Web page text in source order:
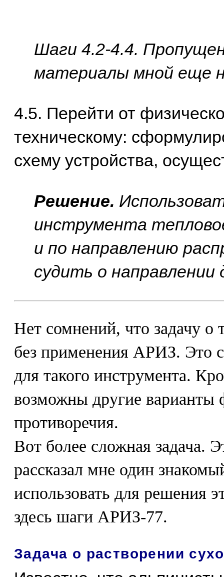
Шаги 4.2-4.4.
материалы мной еще
4.5. Перейти от
техническому:
схему устройства,
Решение.
инструмента
и по направлению
судить о направлении
Нет сомнений, что задачу о
без применения АРИЗ. Это
для такого инструмента.
возможны другие варианты
противоречия.
Вот более сложная задача.
рассказал мне один
использовать для решения
здесь шаги АРИЗ-77.
Задача о растворении